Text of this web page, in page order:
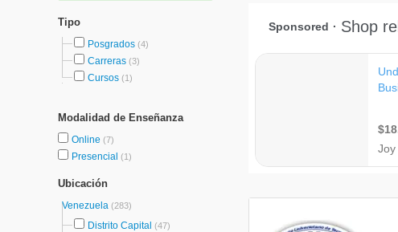
Tipo
Posgrados (4)
Carreras (3)
Cursos (1)
Modalidad de Enseñanza
Online (7)
Presencial (1)
Ubicación
Venezuela (283)
Distrito Capital (47)